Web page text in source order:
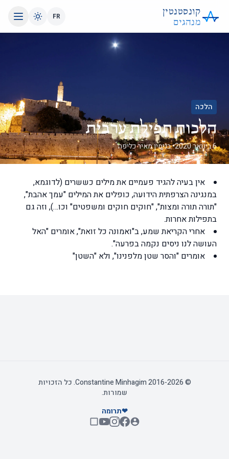
קונסטנטין
מנהגים
FR
הלכה
הלכות תפילת ערבית
6 בינואר 2020 • בנימין מאיר כליפה
אין בעיה להגיד פעמיים את מילים כששרים (לדוגמא,
במנגינה הצרפתית הידועה, כופלים את המילים "עמך אהבת",
"תורה תורה ומצות", "חוקים חוקים ומשפטים" וכו…), וזה גם
בתפילות אחרות.
אחרי הקריאת שמע, ב"ואמונה כל זואת", אומרים "האל
העושה לנו ניסים נקמה בפרעה".
אומרים "והסר שטן מלפנינו", ולא "השטן"
© 2016-2026 Constantine Minhagim. כל הזכויות
שמורות.
❤תרומה